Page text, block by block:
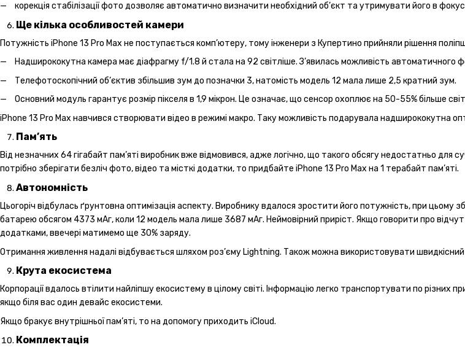
корекція стабілізації фото дозволяє автоматично визначити необхідний об’єкт та утримувати його в
Ще кілька особливостей камери
Потужність iPhone 13 Pro Max не поступається комп’ютеру, тому інженери з Купертино прийняли рішення
Надширококутна камера має діафрагму f/1.8 й стала на 92 світліше. З’явилась можливість автоматичного
Телефотоскопічний об’єктив збільшив зум до позначки 3, натомість модель 12 мала лише 2,5 кратний зум.
Основний модуль гарантує розмір пікселя в 1,9 мікрон. Це означає, що сенсор охоплює на 50-55% більше
iPhone 13 Pro Max навчився створювати відео в режимі макро. Таку можливість подарувала надширококутна
Пам’ять
Від незначних 64 гігабайт пам’яті виробник вже відмовився, адже логічно, що такого обсягу недостатньо
потрібно зберігати безліч фото, відео та місткі додатки, то придбайте iPhone 13 Pro Max на 1 терабайт пам’яті.
Автономність
Цьогоріч відбулась ґрунтовна оптимізація аспекту. Виробнику вдалося зростити його потужність, при
батарею обсягом 4373 мАг, коли 12 модель мала лише 3687 мАг. Неймовірний приріст. Якщо говорити про
додатками, ввечері матимемо ще 30% заряду.
Отримання живлення надалі відбувається шляхом роз’єму Lightning. Також можна використовувати
Крута екосистема
Корпорації вдалось втілити найліпшу екосистему в цілому світі. Інформацію легко транспортувати по
якщо біля вас один девайс екосистеми.
Якщо бракує внутрішньої пам’яті, то на допомогу приходить iCloud.
Комплектація